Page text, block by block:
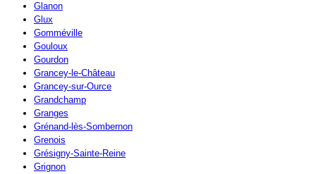
Glanon
Glux
Gomméville
Gouloux
Gourdon
Grancey-le-Château
Grancey-sur-Ource
Grandchamp
Granges
Grénand-lès-Sombernon
Grenois
Grésigny-Sainte-Reine
Grignon